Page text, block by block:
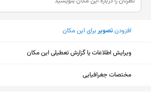
جمعه
۱۱:۳۰ تا ۱۵ - ۱۸:۳۰ تا ۲۳:۳۰
شنبه
یکشنبه
افزودنتصویربرای این مکان
ویرایش اطلاعات یا گزارش تعطیلی این مکان
مختصات جغرافیایی